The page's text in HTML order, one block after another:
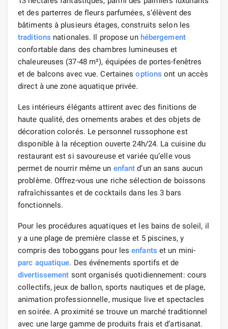
et des parterres de fleurs parfumées, s’élèvent des
bâtiments à plusieurs étages, construits selon les
traditions nationales. Il propose un hébergement
confortable dans des chambres lumineuses et
chaleureuses (37-48 m²), équipées de portes-fenêtres
et de balcons avec vue. Certainesoptions ont un accès
direct à une zone aquatique privée.
Les intérieurs élégants attirent avec des finitions de
haute qualité, des ornements arabes et des objets de
décoration colorés. Le personnel russophone est
disponible à la réception ouverte 24h/24. La cuisine du
restaurant est si savoureuse et variée qu’elle vous
permet de nourrir même un enfant d’un an sans aucun
problème. Offrez-vous une riche sélection de boissons
rafraîchissantes et de cocktails dans les 3 bars
fonctionnels.
Pour les procédures aquatiques et les bains de soleil, il
y a une plage de première classe et 5 piscines, y
compris des toboggans pour lesenfants et un mini-
parc aquatique. Des événements sportifs et de
divertissement sont organisés quotidiennement: cours
collectifs, jeux de ballon, sports nautiques et de plage,
animation professionnelle, musique live et spectacles
en soirée. A proximité se trouve un marché traditionnel
avec une large gamme de produits frais et d’artisanat.